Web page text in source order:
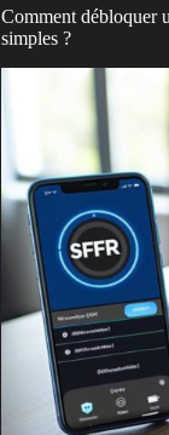
Comment débloquer
simples ?